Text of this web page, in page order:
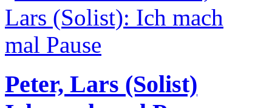
Peter, Lars (Solist)